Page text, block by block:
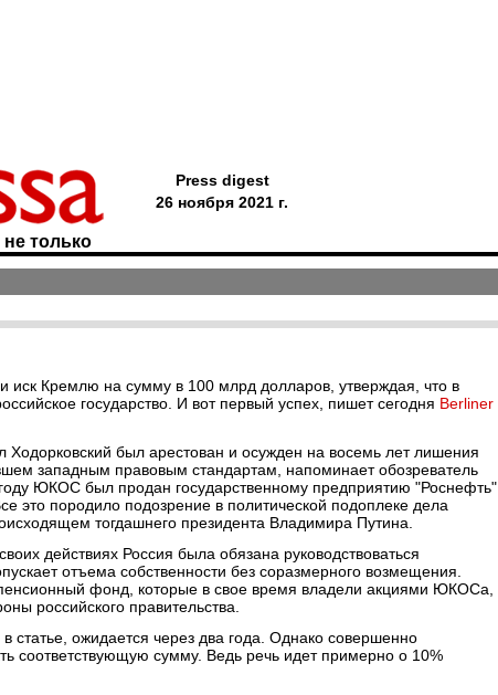
только
Press digest
26 ноября 2021 г.
Кремлю на сумму в 100 млрд долларов, утверждая, что в
государство. И вот первый успех, пишет сегодня Berliner
был арестован и осужден на восемь лет лишения
западным правовым стандартам, напоминает обозреватель
ЮКОС был продан государственному предприятию "Роснефть"
это породило подозрение в политической подоплеке дела
тогдашнего президента Владимира Путина.
действиях Россия была обязана руководствоваться
отъема собственности без соразмерного возмещения.
фонд, которые в свое время владели акциями ЮКОСа,
российского правительства.
статье, ожидается через два года. Однако совершенно
соответствующую сумму. Ведь речь идет примерно о 10%